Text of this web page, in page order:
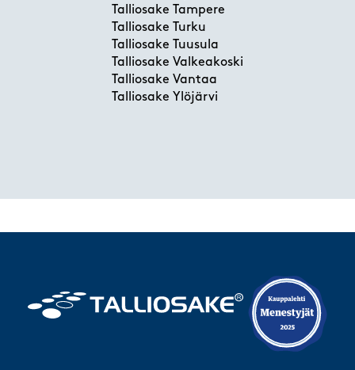
Talliosake Tampere
Talliosake Turku
Talliosake Tuusula
Talliosake Valkeakoski
Talliosake Vantaa
Talliosake Ylöjärvi